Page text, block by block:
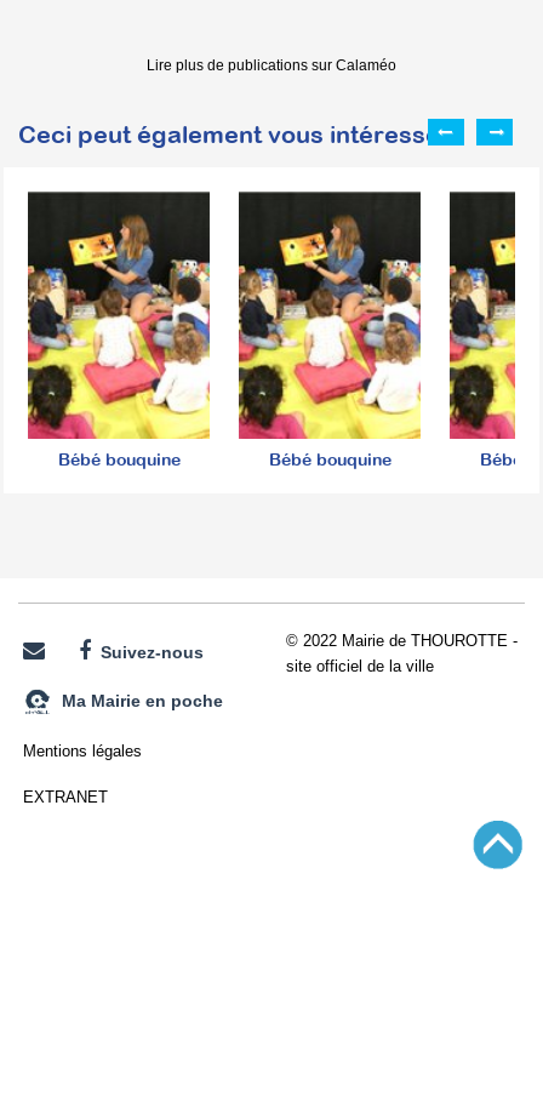
Lire plus de publications sur Calaméo
Ceci peut également vous intéresser :
Bébé bouquine Bébé bouquine Bébé
Suivez-nous
Ma Mairie en poche
Mentions légales
EXTRANET
© 2022 Mairie de THOUROTTE -
site officiel de la ville